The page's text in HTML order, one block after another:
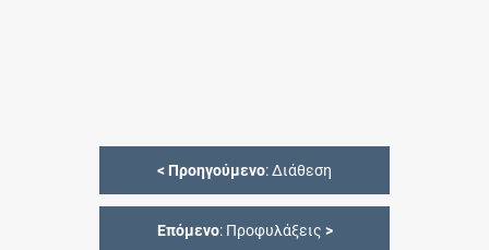
< Προηγούμενο: Διάθεση
Επόμενο: Προφυλάξεις >